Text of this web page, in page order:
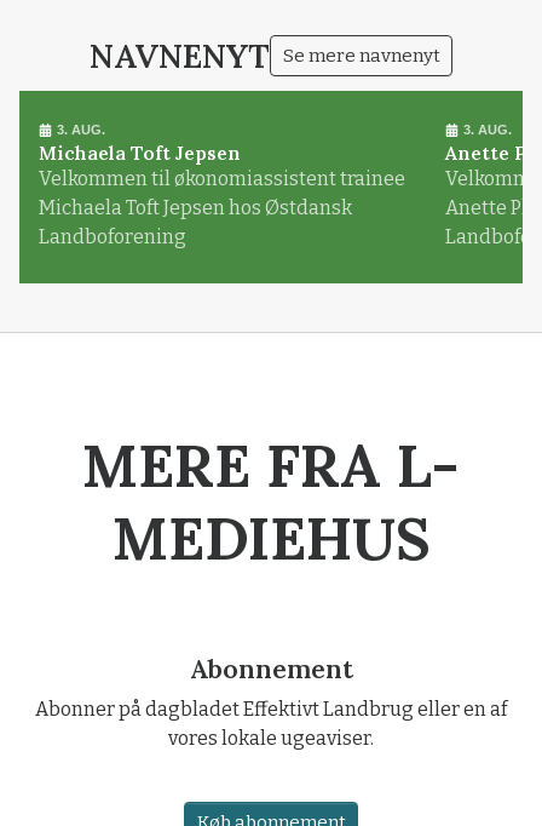
NAVNENYT Se mere navnenyt
3. AUG.
Michaela Toft Jepsen
Velkommen til økonomiassistent trainee
Michaela Toft Jepsen hos Østdansk
Landboforening
3. AUG.
Anette
Anette
MERE FRA L-
MEDIEHUS
Abonnement
Abonner på dagbladet Effektivt Landbrug eller en af
vores lokale ugeaviser.